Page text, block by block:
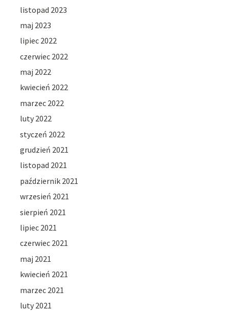
listopad 2023
maj 2023
lipiec 2022
czerwiec 2022
maj 2022
kwiecień 2022
marzec 2022
luty 2022
styczeń 2022
grudzień 2021
listopad 2021
październik 2021
wrzesień 2021
sierpień 2021
lipiec 2021
czerwiec 2021
maj 2021
kwiecień 2021
marzec 2021
luty 2021